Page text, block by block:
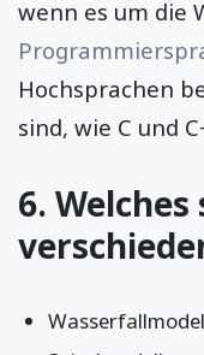
wenn es um die
Hochsprachen
sind, wie C und
6.